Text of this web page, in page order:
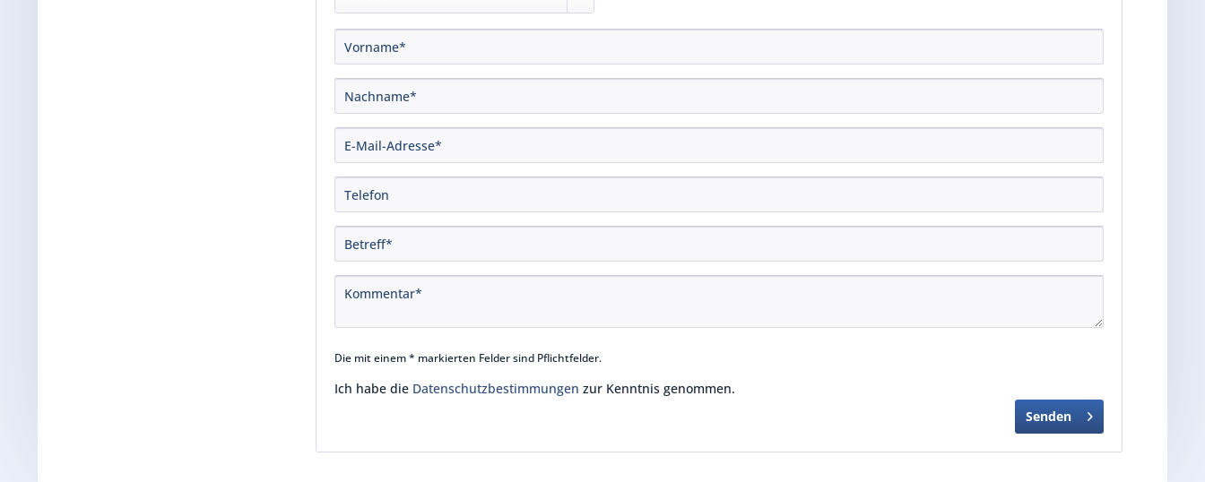
Die mit einem * markierten Felder sind Pflichtfelder.
Ich habe die Datenschutzbestimmungen zur Kenntnis genommen.
Senden